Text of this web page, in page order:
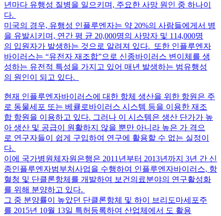
년마다 유행성 질병을 일으키며, 주요한 사망 원인 중 하나이
다.
미국의 경우, 유행성 인플루엔자는 약 20%의 사람들에게서 병
을 유발시키며, 연간 평 균 20,000명의 사망자 및 114,000명
의 입원자가 발생하는 것으로 알려져 있다. 또한 인플루엔자
바이러스는 “유전자 재조합”으로 신종바이러스 변이체를 생
성하는 유전적 특성을 가지고 있어 매년 발생하는 범유행성
의 원인이 되고 있다.
현재 인플루엔자바이러스에 대한 항체 생산을 위한 항원은 주
로 동물세포 또는 베큘로바이러스 시스템 등을 이용한 재조
합 항원을 이용하고 있다. 그러나 이 시스템은 생산 단가가 높
아 생산 및 공급이 원활하지 않을 뿐만 아니라 높은 가 격으
로 연구자들이 쉽게 구입하여 연구에 활용할 수 없는 실정이
다.
이에 국가병원체자원은행은 2011년부터 2013년까지 3년 간 신
종인플루엔자범부처사업을 수행하여 인플루엔자바이러스, 항
혈청 및 단클론항체를 개발하여 보건의료분야의 연구활성화
를 위해 분양하고 있다.
그 중 분양률이 높았던 단클론항체 및 하이 브리도마세포주
를 2015년 10월 13일 특허등록하여 산업체에서 도 활용